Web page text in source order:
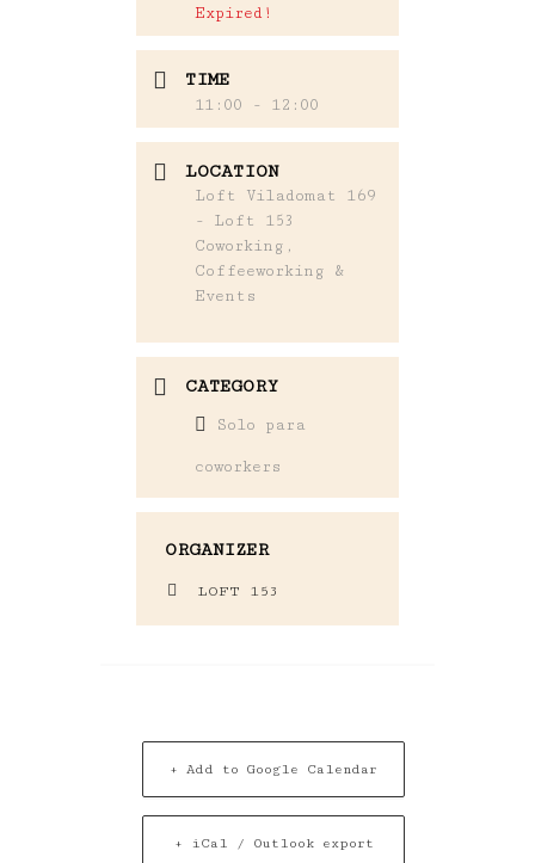
Expired!
TIME
11:00 - 12:00
LOCATION
Loft Viladomat 169
- Loft 153
Coworking,
Coffeeworking &
Events
CATEGORY
Solo para
coworkers
ORGANIZER
LOFT 153
+ Add to Google Calendar
+ iCal / Outlook export